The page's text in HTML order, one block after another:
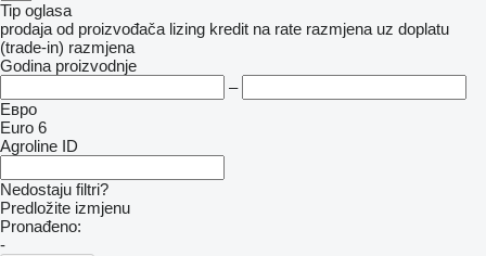
Tip oglasa
prodaja od proizvođača lizing kredit na rate razmjena uz doplatu
(trade-in) razmjena
Godina proizvodnje
–
Евро
Euro 6
Agroline ID
Nedostaju filtri?
Predložite izmjenu
Pronađeno:
-